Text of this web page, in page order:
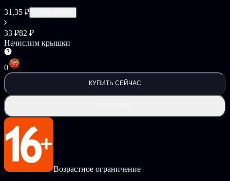
31,35 ₽
33 ₽82 ₽
Начислим крышки
0
КУПИТЬ СЕЙЧАС
Возрастное ограничение